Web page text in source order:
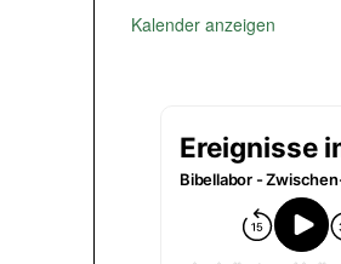
Kalender anzeigen